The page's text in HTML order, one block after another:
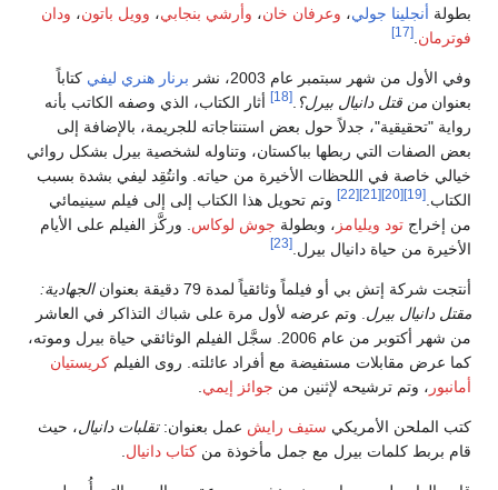
بطولة أنجلينا جولي، وعرفان خان، وأرشي بنجابي، وويل باتون، ودان
فوترمان.
[17]
وفي الأول من شهر سبتمبر عام 2003، نشر برنار هنري ليفي كتاباً
بعنوان من قتل دانيال بيرل؟ .
[18]
أثار الكتاب، الذي وصفه الكاتب بأنه
رواية "تحقيقية"، جدلاً حول بعض استنتاجاته للجريمة، بالإضافة إلى
بعض الصفات التي ربطها بباكستان، وتناوله لشخصية بيرل بشكل روائي
خيالي خاصة في اللحظات الأخيرة من حياته. وانتُقِد ليفي بشدة بسبب
الكتاب.[19]
[20]
[21]
[22]
وتم تحويل هذا الكتاب إلى إلى فيلم سينيمائي
من إخراج تود ويليامز ، وبطولة جوش لوكاس. وركَّز الفيلم على الأيام
الأخيرة من حياة دانيال بيرل.[23]
أنتجت شركة إتش بي أو فيلماً وثائقياً لمدة 79 دقيقة بعنوان
الجهادية:
مقتل دانيال بيرل. وتم عرضه لأول مرة على شباك التذاكر في العاشر
من شهر أكتوبر من عام 2006. سجَّل الفيلم الوثائقي حياة بيرل وموته،
كما عرض مقابلات مستفيضة مع أفراد عائلته. روى الفيلم كريستيان
أمانبور ، وتم ترشيحه لإثنين من جوائز إيمي.
كتب الملحن الأمريكي ستيف رايش عمل بعنوان:تقلبات دانيال، حيث
قام بربط كلمات بيرل مع جمل مأخوذة من كتاب دانيال.